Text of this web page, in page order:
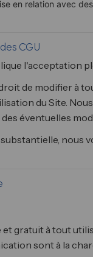
en relation avec
CGU
l'acceptation
de modifier à
du Site.
éventuelles
nous
et gratuit à tout
sont à la